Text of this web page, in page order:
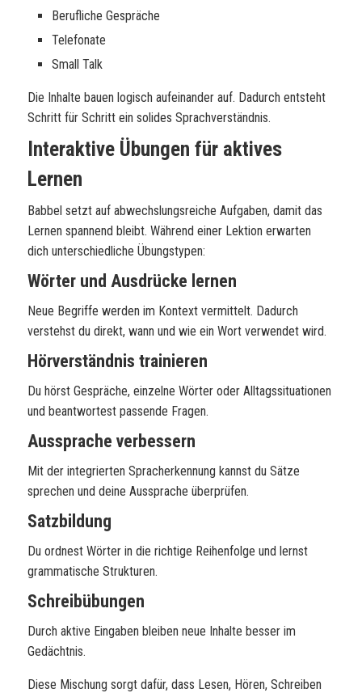
Berufliche Gespräche
Telefonate
Small Talk
Die Inhalte bauen logisch aufeinander auf. Dadurch entsteht
Schritt für Schritt ein solides Sprachverständnis.
Interaktive Übungen für aktives
Lernen
Babbel setzt auf abwechslungsreiche Aufgaben, damit das
Lernen spannend bleibt. Während einer Lektion erwarten
dich unterschiedliche Übungstypen:
Wörter und Ausdrücke lernen
Neue Begriffe werden im Kontext vermittelt. Dadurch
verstehst du direkt, wann und wie ein Wort verwendet wird.
Hörverständnis trainieren
Du hörst Gespräche, einzelne Wörter oder Alltagssituationen
und beantwortest passende Fragen.
Aussprache verbessern
Mit der integrierten Spracherkennung kannst du Sätze
sprechen und deine Aussprache überprüfen.
Satzbildung
Du ordnest Wörter in die richtige Reihenfolge und lernst
grammatische Strukturen.
Schreibübungen
Durch aktive Eingaben bleiben neue Inhalte besser im
Gedächtnis.
Diese Mischung sorgt dafür, dass Lesen, Hören, Schreiben